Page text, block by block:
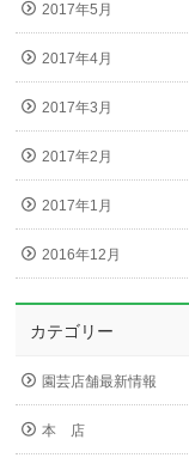
2017年5月
2017年4月
2017年3月
2017年2月
2017年1月
2016年12月
カテゴリー
園芸店舗最新情報
本 店